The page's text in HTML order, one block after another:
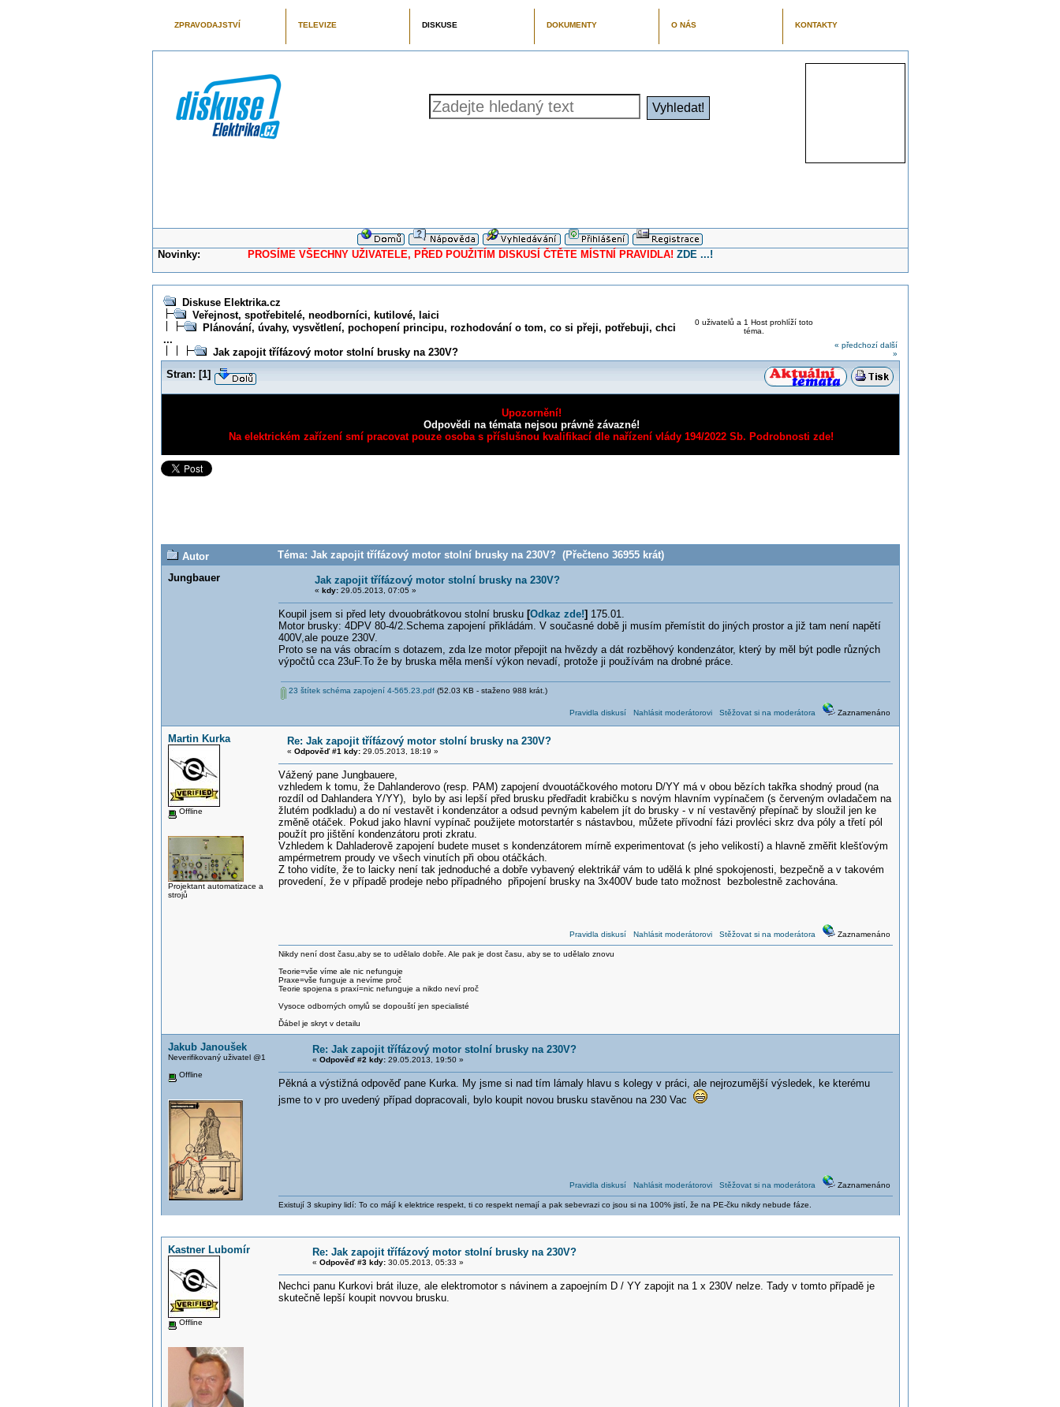
ZPRAVODAJSTVÍ TELEVIZE DISKUSE DOKUMENTY O NÁS KONTAKTY
Novinky: PROSÍME VŠECHNY UŽIVATELE, PŘED POUŽITÍM DISKUSÍ ČTĚTE MÍSTNÍ PRAVIDLA! ZDE ...!
Diskuse Elektrika.cz
Veřejnost, spotřebitelé, neodborníci, kutilové, laici
Plánování, úvahy, vysvětlení, pochopení principu, rozhodování o tom, co si přeji, potřebuji, chci
...
Jak zapojit třífázový motor stolní brusky na 230V?
0 uživatelů a 1 Host prohlíží toto
téma.
« předchozí další
»
Stran: [1]
Upozornění!
Odpovědi na témata nejsou právně závazné!
Na elektrickém zařízení smí pracovat pouze osoba s příslušnou kvalifikací dle nařízení vlády 194/2022 Sb. Podrobnosti zde!
Autor
Téma: Jak zapojit třífázový motor stolní brusky na 230V? (Přečteno 36955 krát)
Jungbauer
Jak zapojit třífázový motor stolní brusky na 230V?
« kdy:29.05.2013, 07:05 »
Koupil jsem si před lety dvouobrátkovou stolní brusku [Odkaz zde!] 175.01.
Motor brusky: 4DPV 80-4/2.Schema zapojení přikládám. V současné době ji musím přemístit do jiných prostor a již tam není napětí
400V,ale pouze 230V.
Proto se na vás obracím s dotazem, zda lze motor přepojit na hvězdy a dát rozběhový kondenzátor, který by měl být podle různých
výpočtů cca 23uF.To že by bruska měla menší výkon nevadí, protože ji používám na drobné práce.
23 štítek schéma zapojení 4-565.23.pdf(52.03 KB - staženo 988 krát.)
Pravidla diskusí Nahlásit moderátorovi Stěžovat si na moderátora Zaznamenáno
Martin Kurka
Offline
Projektant automatizace a
strojů
Re: Jak zapojit třífázový motor stolní brusky na 230V?
« Odpověď #1 kdy:29.05.2013, 18:19 »
Vážený pane Jungbauere,
vzhledem k tomu, že Dahlanderovo (resp. PAM) zapojení dvouotáčkového motoru D/YY má v obou bězích takřka shodný proud (na
rozdíl od Dahlandera Y/YY), bylo by asi lepší před brusku předřadit krabičku s novým hlavním vypínačem (s červeným ovladačem na
žlutém podkladu) a do ní vestavět i kondenzátor a odsud pevným kabelem jít do brusky - v ní vestavěný přepínač by sloužil jen ke
změně otáček. Pokud jako hlavní vypínač použijete motorstartér s nástavbou, můžete přívodní fázi provléci skrz dva póly a třetí pól
použít pro jištění kondenzátoru proti zkratu.
Vzhledem k Dahladerově zapojení budete muset s kondenzátorem mírně experimentovat (s jeho velikostí) a hlavně změřit klešťovým
ampérmetrem proudy ve všech vinutích při obou otáčkách.
Z toho vidíte, že to laicky není tak jednoduché a dobře vybavený elektrikář vám to udělá k plné spokojenosti, bezpečně a v takovém
provedení, že v případě prodeje nebo případného připojení brusky na 3x400V bude tato možnost bezbolestně zachována.
Pravidla diskusí Nahlásit moderátorovi Stěžovat si na moderátora Zaznamenáno
Nikdy není dost času,aby se to udělalo dobře. Ale pak je dost času, aby se to udělalo znovu
Teorie=vše víme ale nic nefunguje
Praxe=vše funguje a nevíme proč
Teorie spojena s praxí=nic nefunguje a nikdo neví proč
Vysoce odborných omylů se dopouští jen specialisté
Ďábel je skryt v detailu
Jakub Janoušek
Neverifikovaný uživatel @1
Offline
Re: Jak zapojit třífázový motor stolní brusky na 230V?
« Odpověď #2 kdy:29.05.2013, 19:50 »
Pěkná a výstižná odpověď pane Kurka. My jsme si nad tím lámaly hlavu s kolegy v práci, ale nejrozumější výsledek, ke kterému
jsme to v pro uvedený případ dopracovali, bylo koupit novou brusku stavěnou na 230 Vac
Pravidla diskusí Nahlásit moderátorovi Stěžovat si na moderátora Zaznamenáno
Existují 3 skupiny lidí: To co májí k elektrice respekt, ti co respekt nemají a pak sebevrazi co jsou si na 100% jistí, že na PE-čku nikdy nebude fáze.
Kastner Lubomír
Offline
Re: Jak zapojit třífázový motor stolní brusky na 230V?
« Odpověď #3 kdy:30.05.2013, 05:33 »
Nechci panu Kurkovi brát iluze, ale elektromotor s návinem a zapoejním D / YY zapojit na 1 x 230V nelze. Tady v tomto případě je
skutečně lepší koupit novvou brusku.